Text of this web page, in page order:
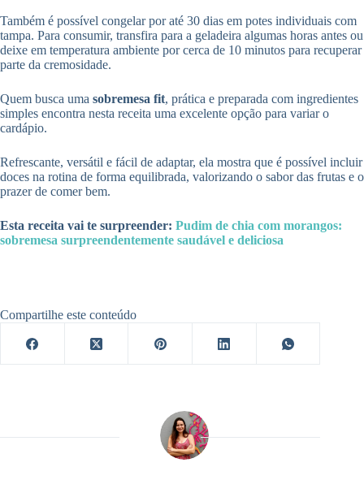
Também é possível congelar por até 30 dias em potes individuais com
tampa. Para consumir, transfira para a geladeira algumas horas antes ou
deixe em temperatura ambiente por cerca de 10 minutos para recuperar
parte da cremosidade.
Quem busca uma sobremesa fit, prática e preparada com ingredientes
simples encontra nesta receita uma excelente opção para variar o
cardápio.
Refrescante, versátil e fácil de adaptar, ela mostra que é possível incluir
doces na rotina de forma equilibrada, valorizando o sabor das frutas e o
prazer de comer bem.
Esta receita vai te surpreender: Pudim de chia com morangos:
sobremesa surpreendentemente saudável e deliciosa
Compartilhe este conteúdo